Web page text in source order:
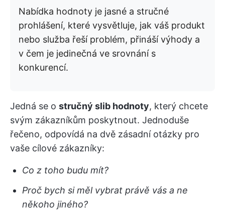
Nabídka hodnoty je jasné a stručné
prohlášení, které vysvětluje, jak váš produkt
nebo služba řeší problém, přináší výhody a
v čem je jedinečná ve srovnání s
konkurencí.
Jedná se o stručný slib hodnoty, který chcete
svým zákazníkům poskytnout. Jednoduše
řečeno, odpovídá na dvě zásadní otázky pro
vaše cílové zákazníky:
Co z toho budu mít?
Proč bych si měl vybrat právě vás a ne
někoho jiného?